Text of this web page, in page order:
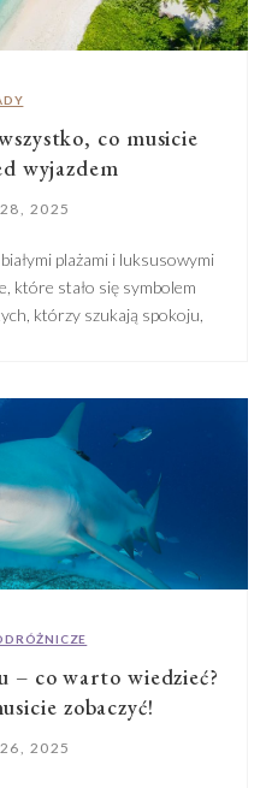
co musicie
wyjazdem
2025
plażami i luksusowymi
które stało się symbolem
którzy szukają spokoju,
formalnościami, które mogą
– co warto wiedzieć?
zobaczyć!
2025